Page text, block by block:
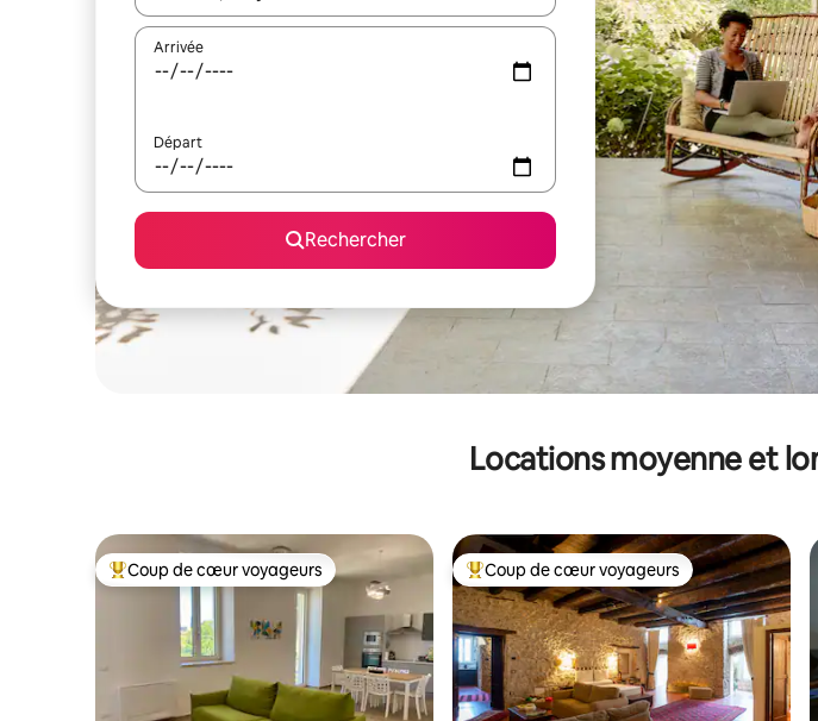
Arrivée
Départ
Rechercher
Locations moyenne et
Coups de cœur voyageurs les plus appréciés
Coup de cœur voyageurs Coups de cœur voyageurs les plus appréciés
Coup de cœur voyageurs